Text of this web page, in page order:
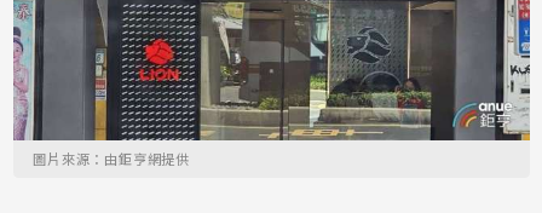
圖片來源：由鉅亨網提供